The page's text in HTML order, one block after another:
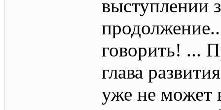
выступлении
говорить! ...
глава
уже не может